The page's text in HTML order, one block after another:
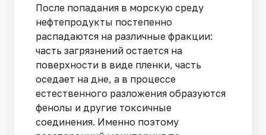
После попадания в морскую среду
нефтепродукты постепенно
распадаются на различные фракции:
часть загрязнений остается на
поверхности в виде пленки, часть
оседает на дне, а в процессе
естественного разложения образуются
фенолы и другие токсичные
соединения. Именно поэтому